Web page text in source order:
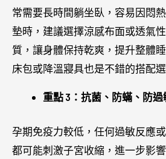
常需要長時間躺坐臥，容易因悶
墊時，建議選擇涼感布面或透氣
質，讓身體保持乾爽，提升整體
床包或降溫寢具也是不錯的搭配選
重點 3：抗菌、防蟎、防
孕期免疫力較低，任何過敏反應
都可能刺激子宮收縮，進一步影